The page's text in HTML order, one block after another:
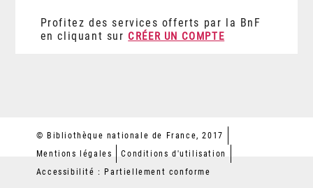
Profitez des services offerts par la BnF
en cliquant sur CRÉER UN COMPTE
© Bibliothèque nationale de France, 2017
Mentions légales
Conditions d'utilisation
Accessibilité : Partiellement conforme